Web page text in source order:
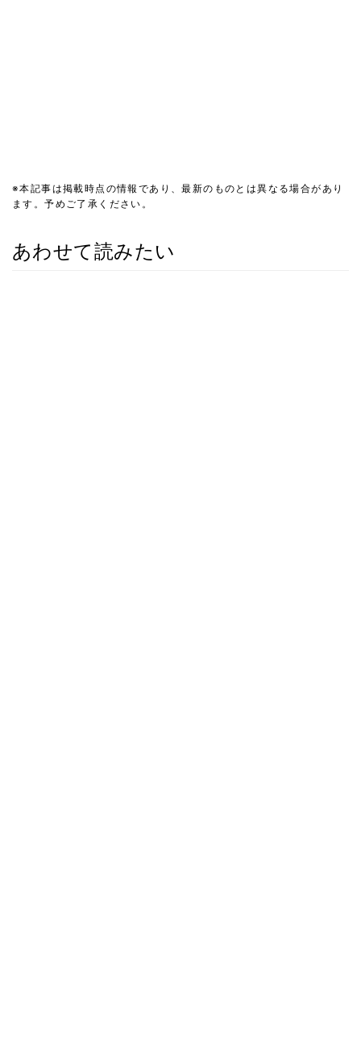
※本記事は掲載時点の情報であり、最新のものとは異なる場合があり
ます。予めご了承ください。
あわせて読みたい